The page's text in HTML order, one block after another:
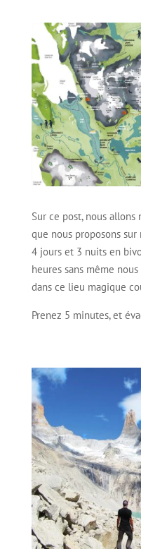
Sur ce post, nous
que nous proposons
4 jours et 3 nuits en
heures sans même
dans ce lieu magique
Prenez 5 minutes, et